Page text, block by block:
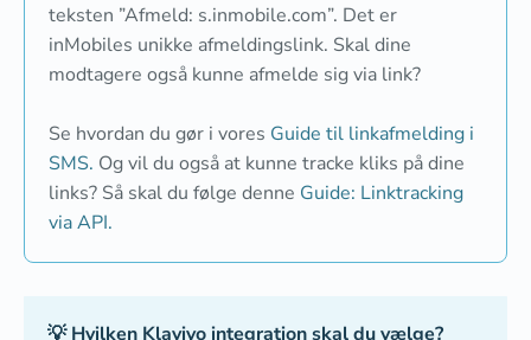
teksten ”Afmeld: s.inmobile.com”. Det er
inMobiles unikke afmeldingslink. Skal dine
modtagere også kunne afmelde sig via link?
Se hvordan du gør i vores Guide til linkafmelding i
SMS. Og vil du også at kunne tracke kliks på dine
links? Så skal du følge denne Guide: Linktracking
via API.
💡 Hvilken Klaviyo integration skal du vælge?